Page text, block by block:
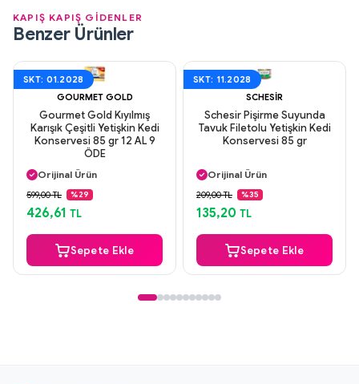
KAPIŞ KAPIŞ GİDENLER
Benzer Ürünler
SKT: 01.2028
GOURMET GOLD
Gourmet Gold Kıyılmış
Karışık Çeşitli Yetişkin Kedi
Konservesi 85 gr 12 AL 9
ÖDE
Aynı Gün Kargo
Orijinal Ürün
Güvenli Ödeme
Aynı Gün Kargo
599,00 TL %29
426,61 TL
Sepete Ekle
SKT: 11.2028
SCHESIR
Schesir Pişirme Suyunda
Tavuk Filetolu Yetişkin Kedi
Konservesi 85 gr
Orijinal Ürün
Güvenli Ödeme
Aynı Gün Kargo
209,00 TL %35
135,20 TL
Sepete Ekle